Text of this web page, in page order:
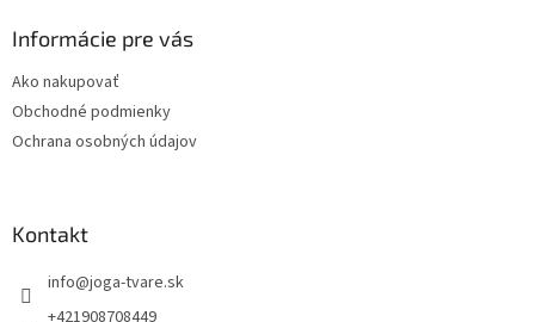
Informácie pre vás
Ako nakupovať
Obchodné podmienky
Ochrana osobných údajov
Kontakt
info@joga-tvare.sk